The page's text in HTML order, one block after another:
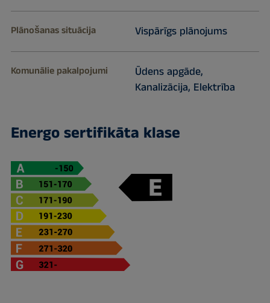
Plānošanas situācija Vispārīgs plānojums
Komunālie pakalpojumi
Ūdens apgāde,
Kanalizācija, Elektrība
Energo sertifikāta klase